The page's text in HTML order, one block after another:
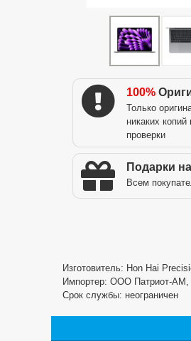
100%
Только
никаких
проверки
Подарки
Всем
Изготовитель: Hon Hai
Импортер: ООО Патриот-АМ,
Срок службы: неограничен